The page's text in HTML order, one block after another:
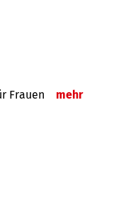
Frauen mehr